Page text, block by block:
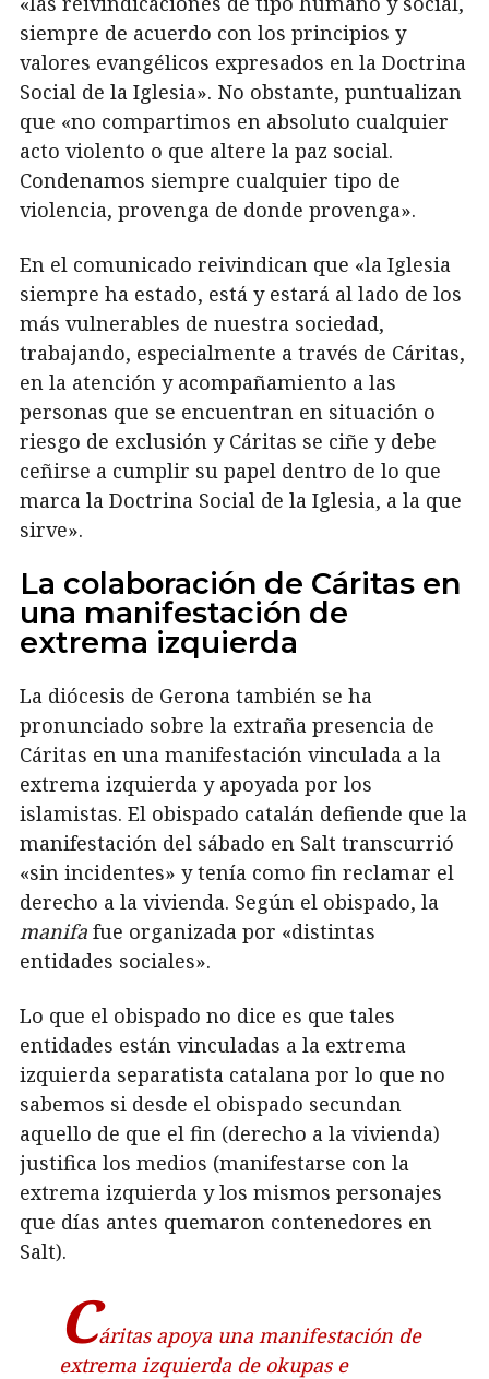
siempre de acuerdo con los principios y
valores evangélicos expresados en la Doctrina
Social de la Iglesia». No obstante, puntualizan
que «no compartimos en absoluto cualquier
acto violento o que altere la paz social.
Condenamos siempre cualquier tipo de
violencia, provenga de donde provenga».
En el comunicado reivindican que «la Iglesia
siempre ha estado, está y estará al lado de los
más vulnerables de nuestra sociedad,
trabajando, especialmente a través de Cáritas,
en la atención y acompañamiento a las
personas que se encuentran en situación o
riesgo de exclusión y Cáritas se ciñe y debe
ceñirse a cumplir su papel dentro de lo que
marca la Doctrina Social de la Iglesia, a la que
sirve».
La colaboración de Cáritas en
una manifestación de
extrema izquierda
La diócesis de Gerona también se ha
pronunciado sobre la extraña presencia de
Cáritas en una manifestación vinculada a la
extrema izquierda y apoyada por los
islamistas. El obispado catalán defiende que la
manifestación del sábado en Salt transcurrió
«sin incidentes» y tenía como fin reclamar el
derecho a la vivienda. Según el obispado, la
manifa fue organizada por «distintas
entidades sociales».
Lo que el obispado no dice es que tales
entidades están vinculadas a la extrema
izquierda separatista catalana por lo que no
sabemos si desde el obispado secundan
aquello de que el fin (derecho a la vivienda)
justifica los medios (manifestarse con la
extrema izquierda y los mismos personajes
que días antes quemaron contenedores en
Salt).
Cáritas apoya una manifestación de
extrema izquierda de okupas e